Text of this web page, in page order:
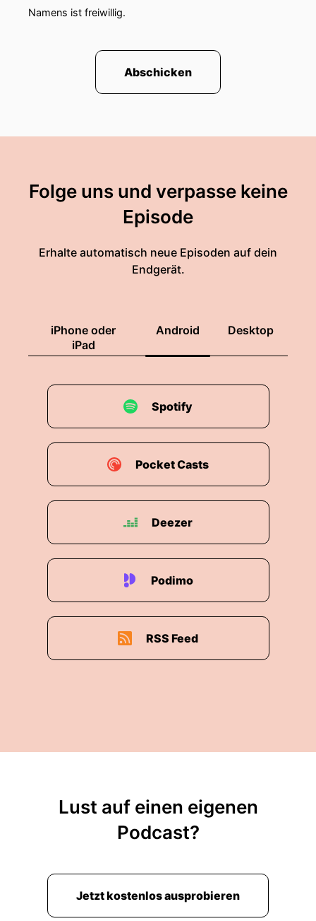
Namens ist freiwillig.
Abschicken
Folge uns und verpasse keine
Episode
Erhalte automatisch neue Episoden auf dein
Endgerät.
iPhone oder
iPad
Android Desktop
Spotify
Pocket Casts
Deezer
Podimo
RSS Feed
Lust auf einen eigenen
Podcast?
Jetzt kostenlos ausprobieren